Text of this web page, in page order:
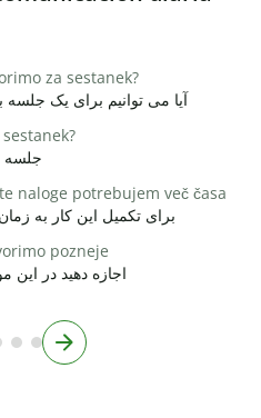
za sestanek?
آیا می توانیم برای یک جلسه
naloge potrebujem več časa
برای تکمیل این کار به
pozneje
اجازه دهید در این